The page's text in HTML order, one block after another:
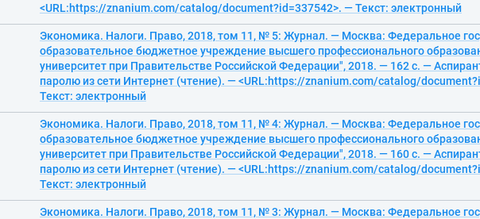
<URL:https://znanium.com/catalog/document?id=337542>. — Текст: электронный
Экономика. Налоги. Право, 2018, том 11, № 5: Журнал. — Москва: Федеральное
образовательное бюджетное учреждение высшего профессионального
университет при Правительстве Российской Федерации", 2018. — 162 с. —
паролю из сети Интернет (чтение). — <URL:https://znanium.com/catalog/
Текст: электронный
Экономика. Налоги. Право, 2018, том 11, № 4: Журнал. — Москва: Федеральное
образовательное бюджетное учреждение высшего профессионального
университет при Правительстве Российской Федерации", 2018. — 160 с. —
паролю из сети Интернет (чтение). — <URL:https://znanium.com/catalog/
Текст: электронный
Экономика. Налоги. Право, 2018, том 11, № 3: Журнал. — Москва: Федеральное